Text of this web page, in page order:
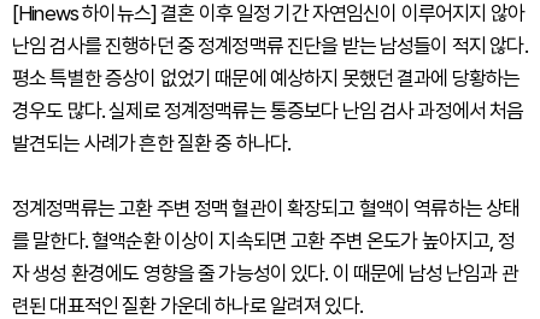
[Hinews 하이뉴스] 결혼 이후 일정 기간 자연임신이 이루어지지 않아
난임 검사를 진행하던 중 정계정맥류 진단을 받는 남성들이 적지 않다.
평소 특별한 증상이 없었기 때문에 예상하지 못했던 결과에 당황하는
경우도 많다. 실제로 정계정맥류는 통증보다 난임 검사 과정에서 처음
발견되는 사례가 흔한 질환 중 하나다.
정계정맥류는 고환 주변 정맥 혈관이 확장되고 혈액이 역류하는 상태
를 말한다. 혈액순환 이상이 지속되면 고환 주변 온도가 높아지고, 정
자 생성 환경에도 영향을 줄 가능성이 있다. 이 때문에 남성 난임과 관
련된 대표적인 질환 가운데 하나로 알려져 있다.